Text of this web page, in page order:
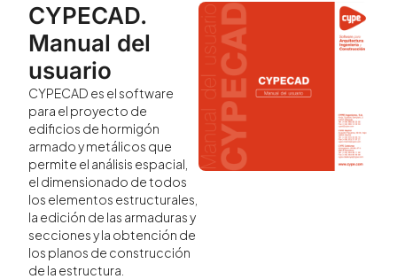
CYPECAD.
Manual del
usuario
CYPECAD es el software
para el proyecto de
edificios de hormigón
armado y metálicos que
permite el análisis espacial,
el dimensionado de todos
los elementos estructurales,
la edición de las armaduras y
secciones y la obtención de
los planos de construcción
de la estructura.